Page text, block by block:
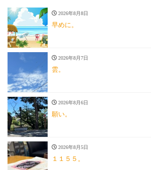
2026年8月8日
早めに。
2026年8月7日
雲。
2026年8月6日
願い。
2026年8月5日
１１５５。